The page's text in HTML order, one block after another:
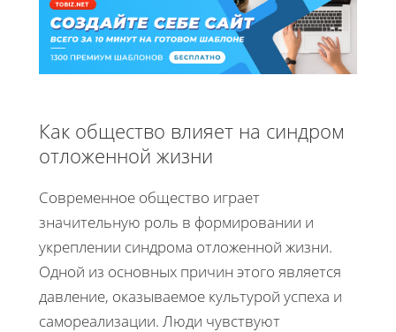
Как общество влияет на синдром
отложенной жизни
Современное общество играет
значительную роль в формировании и
укреплении синдрома отложенной жизни.
Одной из основных причин этого является
давление, оказываемое культурой успеха и
самореализации. Люди чувствуют